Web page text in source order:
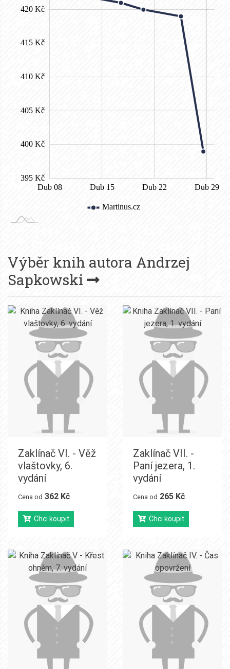
Výběr knih autora Andrzej
Sapkowski
Zaklínač VI. - Věž
vlaštovky, 6.
vydání
Cena od 362 Kč
Chci koupit
Zaklínač VII. -
Paní jezera, 1.
vydání
Cena od 265 Kč
Chci koupit